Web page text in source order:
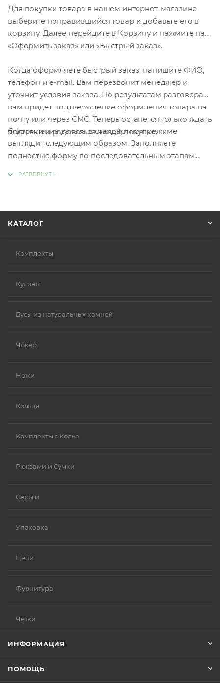
Для покупки товара в нашем интернет-магазине
выберите понравившийся товар и добавьте его в
корзину. Далее перейдите в Корзину и нажмите на
«Оформить заказ» или «Быстрый заказ».
Когда оформляете быстрый заказ, напишите ФИО,
телефон и e-mail. Вам перезвонит менеджер и
уточнит условия заказа. По результатам разговора
вам придет подтверждение оформления товара на
почту или через СМС. Теперь останется только ждать
доставки и радоваться новой покупке.
Оформление заказа в стандартном режиме
выглядит следующим образом. Заполняете
полностью форму по последовательным этапам:
КАТАЛОГ
Комплекты
Кулоны
Бусы из натуральных камней
Чокер
Ножи
Кольца
Комплекты с Колье
Рюкзами и Сумки
Серьги
Упаковка
Цепи
Фурнитура
Чётки
ИНФОРМАЦИЯ
ПОМОЩЬ